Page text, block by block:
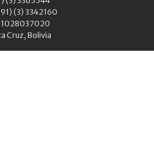
(3) 3342160
1028037020
Cruz, Bolivia